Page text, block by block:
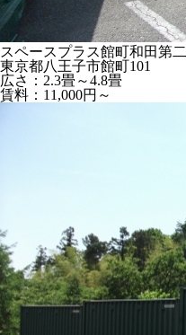
スペースプラス館町和田第二
東京都八王子市館町101
広さ：2.3畳～4.8畳
賃料：11,000円～